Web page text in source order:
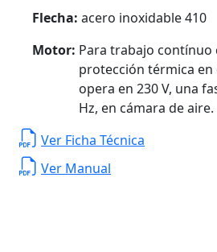
Flecha: acero inoxidable 410
Motor: Para trabajo contínuo
protección térmica en
opera en 230 V, una
Hz, en cámara de aire.
Ver Ficha Técnica
Ver Manual